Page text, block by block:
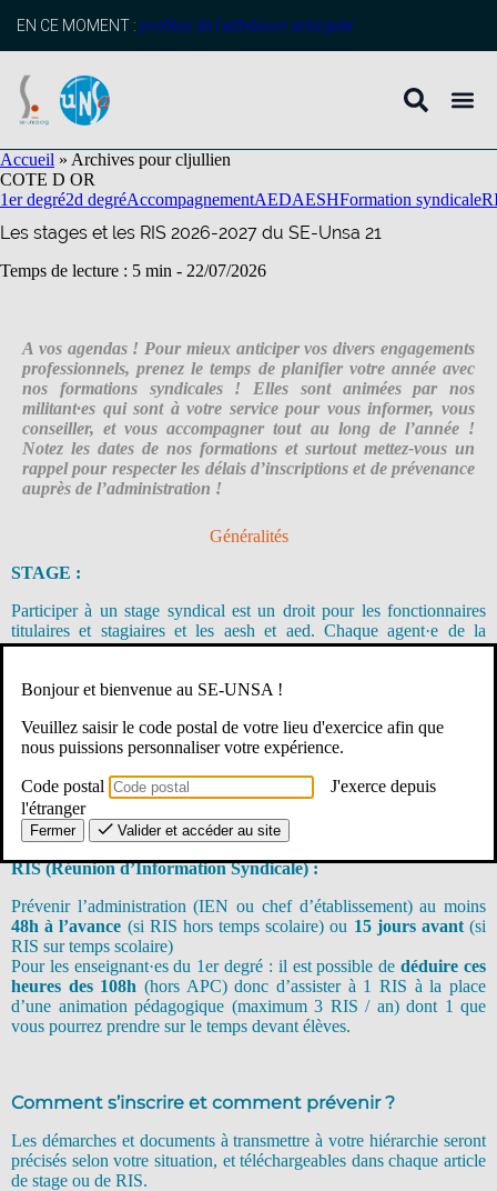
principal
EN CE MOMENT : profitez de l’adhésion anticipée
Accueil » Archives pour cljullien
COTE D OR
1er degré2d degréAccompagnementAEDAESHFormation syndicale
Les stages et les RIS 2026-2027 du SE-Unsa 21
Temps de lecture : 5 min - 22/07/2026
A vos agendas ! Pour mieux anticiper vos divers engagements
professionnels, prenez le temps de planifier votre année avec
nos formations syndicales ! Elles sont animées par nos
militant·es qui sont à votre service pour vous informer, vous
conseiller, et vous accompagner tout au long de l’année !
Notez les dates de nos formations et surtout mettez-vous un
rappel pour respecter les délais d’inscriptions et de prévenance
auprès de l’administration !
Généralités
STAGE :
Participer à un stage syndical est un droit pour les fonctionnaires
titulaires et stagiaires et les aesh et aed. Chaque agent·e de la
Fonction Publique a droit à12 jours de stage de formation
être refusé par l’administration.
formation syndicale.
La demande est à transmettre à l’administration (IEN ou chef
présence sera remise à l’issue du stage. L’administration vous la
demandera comme justificatif de votre absence.
RIS (Réunion d’Information Syndicale) :
Prévenir l’administration (IEN ou chef d’établissement) au moins
48h à l’avance (si RIS hors temps scolaire) ou 15 jours avant(si
RIS sur temps scolaire)
Pour les enseignant·es du 1er degré : il est possible dedéduire ces
heures des 108h (hors APC) donc d’assister à 1 RIS à la place
d’une animation pédagogique (maximum 3 RIS / an) dont 1 que
vous pourrez prendre sur le temps devant élèves.
Comment s’inscrire et comment prévenir ?
Les démarches et documents à transmettre à votre hiérarchie seront
précisés selon votre situation, et téléchargeables dans chaque article
de stage ou de RIS.
Bonjour et bienvenue au SE-UNSA !
Veuillez saisir le code postal de votre lieu d'exercice afin que
nous puissions personnaliser votre expérience.
Code postal
J'exerce depuis
l'étranger
Fermer Valider et accéder au site